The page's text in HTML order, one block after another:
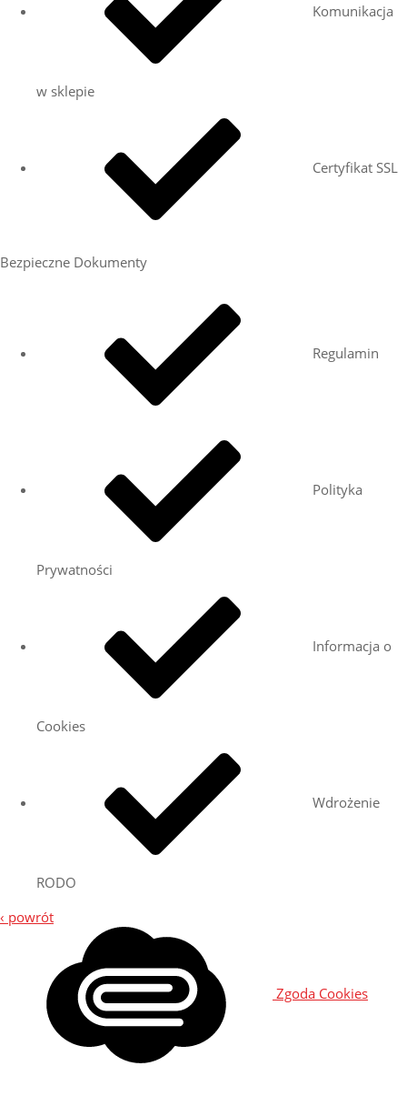
Komunikacja
w sklepie
Certyfikat SSL
Bezpieczne Dokumenty
Regulamin
Polityka
Prywatności
Informacja o
Cookies
Wdrożenie
RODO
‹ powrót
Zgoda Cookies